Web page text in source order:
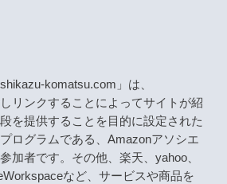
komatsu.com」は、
リンクすることによってサイトが紹
を提供することを目的に設定された
ログラムである、Amazonアソシエ
加者です。その他、楽天、yahoo、
など、サービスや商品を